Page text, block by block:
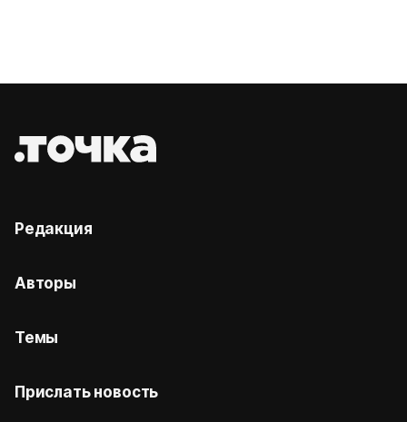
Редакция
Авторы
Темы
Прислать новость